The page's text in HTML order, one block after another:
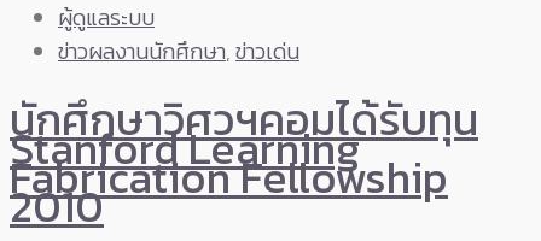
ผู้ดูแลระบบ
ข่าวผลงานนักศึกษา,ข่าวเด่น
นักศึกษาวิศวฯคอมได้รับทุน
Stanford Learning
Fabrication Fellowship
2010